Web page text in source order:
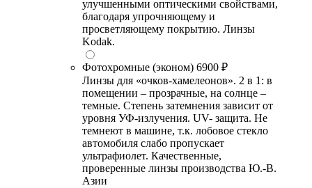
улучшенными оптическими свойствами,
благодаря упрочняющему и
просветляющему покрытию. Линзы
Kodak.
Фотохромные (эконом) 6900 ₽
Линзы для «очков-хамелеонов». 2 в 1: в
помещении – прозрачные, на солнце –
темные. Степень затемнения зависит от
уровня УФ-излучения. UV- защита. Не
темнеют в машине, т.к. лобовое стекло
автомобиля слабо пропускает
ультрафиолет. Качественные,
проверенные линзы производства Ю.-В.
Азии